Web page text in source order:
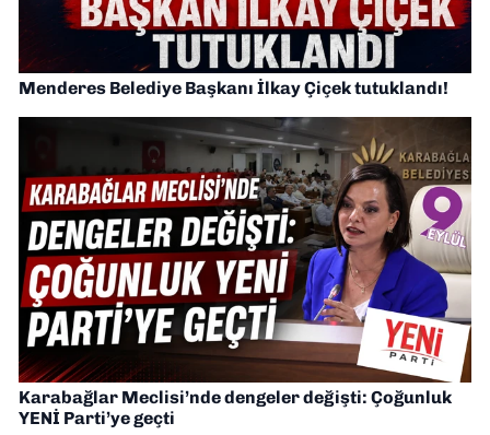
Menderes Belediye Başkanı İlkay Çiçek tutuklandı!
Karabağlar Meclisi’nde dengeler değişti: Çoğunluk
YENİ Parti’ye geçti